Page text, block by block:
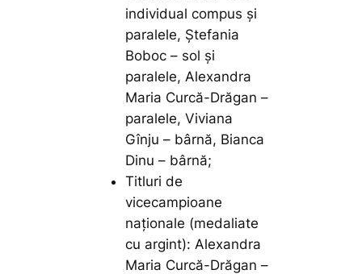
individual compus și
paralele, Ștefania
Boboc – sol și
paralele, Alexandra
Maria Curcă-Drăgan –
paralele, Viviana
Gînju – bârnă, Bianca
Dinu – bârnă;
Titluri de
vicecampioane
naționale (medaliate
cu argint): Alexandra
Maria Curcă-Drăgan –